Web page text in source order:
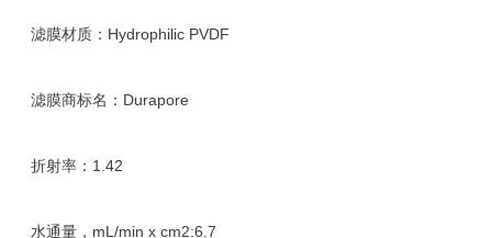
滤膜材质：Hydrophilic PVDF
滤膜商标名：Durapore
折射率：1.42
水通量，mL/min x cm2:6.7